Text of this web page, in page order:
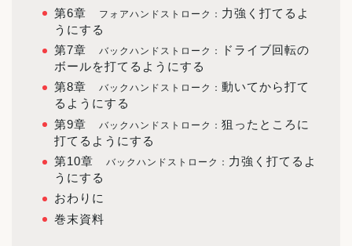
第6章
フォアハンドストローク： 力強く打てるよ
うにする
第7章
バックハンドストローク：
ドライブ回転の
ボールを打てるようにする
第8章
バックハンドストローク： 動いてから打て
るようにする
第9章
バックハンドストローク： 狙ったところに
打てるようにする
第10章
バックハンドストローク： 力強く打てるよ
うにする
おわりに
巻末資料